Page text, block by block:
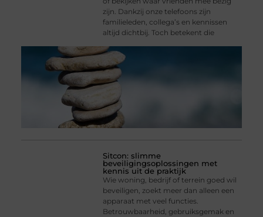
zijn. Dankzij onze telefoons zijn
familieleden, collega’s en kennissen
altijd dichtbij. Toch betekent die
Sitcon: slimme
beveiligingsoplossingen met
kennis uit de praktijk
Wie woning, bedrijf of terrein goed wil
beveiligen, zoekt meer dan alleen een
apparaat met veel functies.
Betrouwbaarheid, gebruiksgemak en